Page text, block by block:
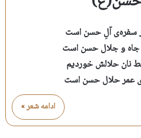
سفره‌ی آلِ حسن است
جاه و جلال حسن است
نان حلالش خوردیم
عمر حلال حسن است
ادامه شعر »